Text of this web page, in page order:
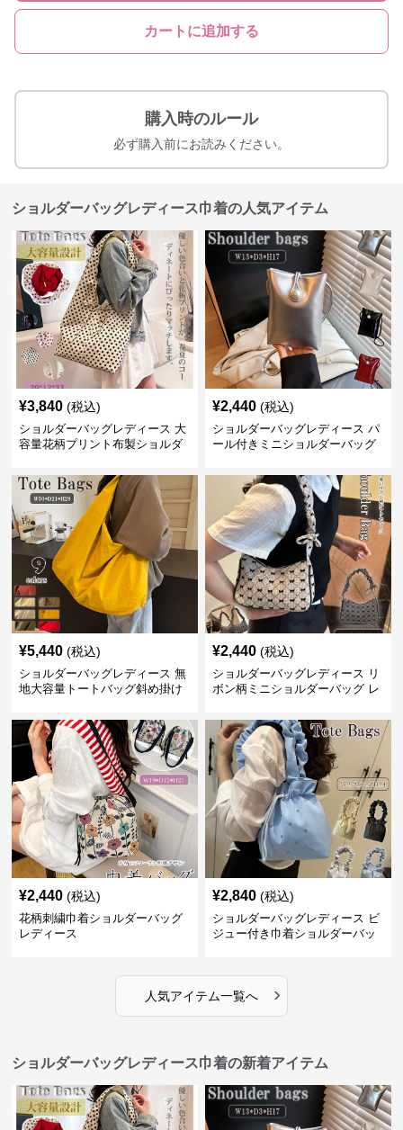
カートに追加する
購入時のルール
必ず購入前にお読みください。
ショルダーバッグレディース巾着の人気アイテム
¥3,840 (税込)
ショルダーバッグレディース 大
容量花柄プリント布製ショルダ
¥2,440 (税込)
ショルダーバッグレディース パ
ール付きミニショルダーバッグ
¥5,440 (税込)
ショルダーバッグレディース 無
地大容量トートバッグ斜め掛け
¥2,440 (税込)
ショルダーバッグレディース リ
ボン柄ミニショルダーバッグ レ
¥2,440 (税込)
花柄刺繍巾着ショルダーバッグ
レディース
¥2,840 (税込)
ショルダーバッグレディース ビ
ジュー付き巾着ショルダーバッ
人気アイテム一覧へ ›
ショルダーバッグレディース巾着の新着アイテム